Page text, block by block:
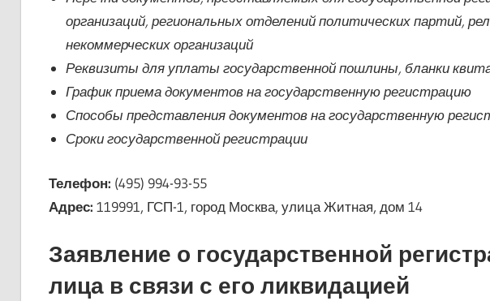
организаций, региональных отделений политических партий,
некоммерческих организаций
Реквизиты для уплаты государственной пошлины, бланки
График приема документов на государственную регистрацию
Способы представления документов на государственную
Сроки государственной регистрации
Телефон: (495) 994-93-55
Адрес: 119991, ГСП-1, город Москва, улица Житная, дом 14
Заявление о государственной
лица в связи с его ликвидацией